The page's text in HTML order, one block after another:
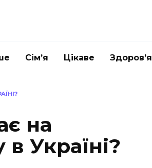
Сім’я Цікаве Здоров’я
на
Україні?